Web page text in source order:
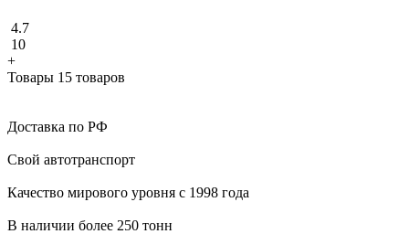
4.7
10
+
Товары 15 товаров
Доставка по РФ
Свой автотранспорт
Качество мирового уровня с 1998 года
В наличии более 250 тонн